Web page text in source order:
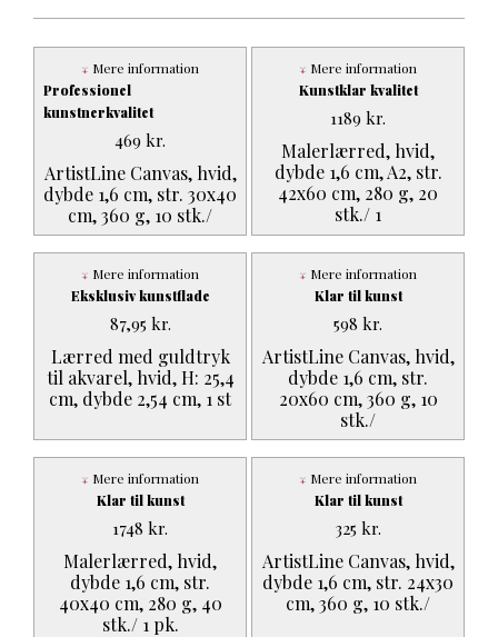
Professionel
kunstnerkvalitet
ArtistLine Canvas, hvid,
dybde 1,6 cm, str. 30x40
cm, 360 g, 10 stk./
469 kr.
Mere information
Kunstklar kvalitet
Malerlærred, hvid,
dybde 1,6 cm, A2, str.
42x60 cm, 280 g, 20
stk./ 1
1189 kr.
Mere information
Eksklusiv kunstflade
Lærred med guldtryk
til akvarel, hvid, H: 25,4
cm, dybde 2,54 cm, 1 st
87,95 kr.
Mere information
Klar til kunst
ArtistLine Canvas, hvid,
dybde 1,6 cm, str.
20x60 cm, 360 g, 10
stk./
598 kr.
Mere information
Klar til kunst
Malerlærred, hvid,
dybde 1,6 cm, str.
40x40 cm, 280 g, 40
stk./ 1 pk.
1748 kr.
Mere information
Klar til kunst
ArtistLine Canvas, hvid,
dybde 1,6 cm, str. 24x30
cm, 360 g, 10 stk./
325 kr.
Mere information